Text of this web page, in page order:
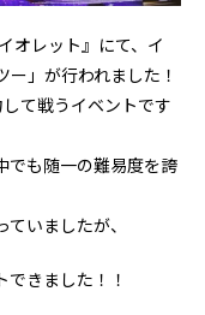
オレット』にて、イ
」が行われました！
て戦うイベントです
でも随一の難易度を誇
いましたが、
きました！！